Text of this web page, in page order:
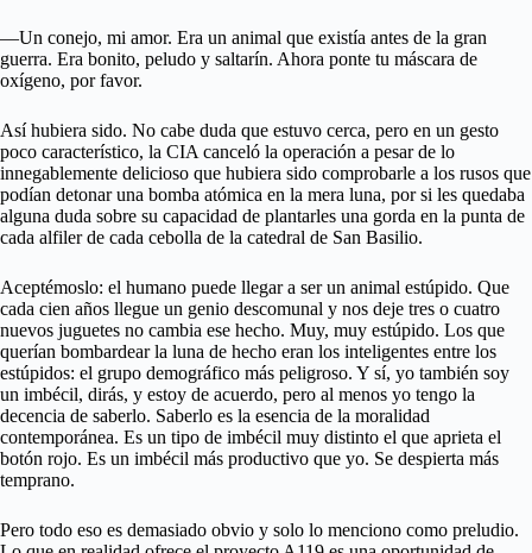
—Un conejo, mi amor. Era un animal que existía antes de la gran
guerra. Era bonito, peludo y saltarín. Ahora ponte tu máscara de
oxígeno, por favor.
Así hubiera sido. No cabe duda que estuvo cerca, pero en un gesto
poco característico, la CIA canceló la operación a pesar de lo
innegablemente delicioso que hubiera sido comprobarle a los rusos que
podían detonar una bomba atómica en la mera luna, por si les quedaba
alguna duda sobre su capacidad de plantarles una gorda en la punta de
cada alfiler de cada cebolla de la catedral de San Basilio.
Aceptémoslo: el humano puede llegar a ser un animal estúpido. Que
cada cien años llegue un genio descomunal y nos deje tres o cuatro
nuevos juguetes no cambia ese hecho. Muy, muy estúpido. Los que
querían bombardear la luna de hecho eran los inteligentes entre los
estúpidos: el grupo demográfico más peligroso. Y sí, yo también soy
un imbécil, dirás, y estoy de acuerdo, pero al menos yo tengo la
decencia de saberlo. Saberlo es la esencia de la moralidad
contemporánea. Es un tipo de imbécil muy distinto el que aprieta el
botón rojo. Es un imbécil más productivo que yo. Se despierta más
temprano.
Pero todo eso es demasiado obvio y solo lo menciono como preludio.